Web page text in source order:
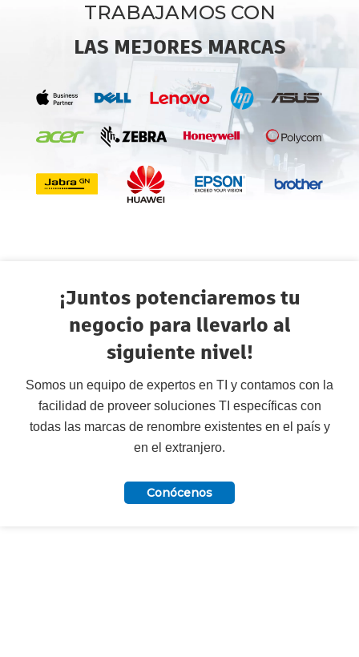
TRABAJAMOS CON
LAS MEJORES MARCAS
¡Juntos potenciaremos tu
negocio para llevarlo al
siguiente nivel!
Somos un equipo de expertos en TI y contamos con la
facilidad de proveer soluciones TI específicas con
todas las marcas de renombre existentes en el país y
en el extranjero.
Conócenos